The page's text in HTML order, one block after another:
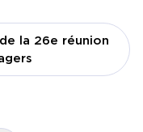
la 26e réunion